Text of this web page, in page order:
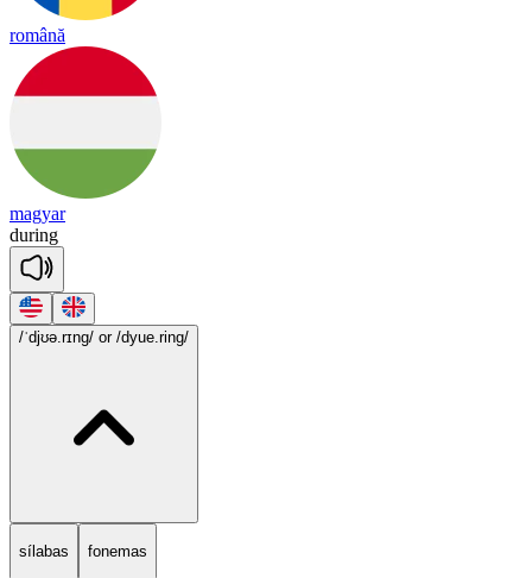
română
magyar
during
/ˈdjʊə.rɪng/ or /dyue.ring/
sílabas fonemas